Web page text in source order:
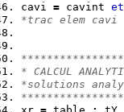
cavi = cavint et
*trac elem cavi
* CALCUL
*solutions